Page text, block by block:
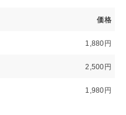
価格
1,880円
2,500円
1,980円